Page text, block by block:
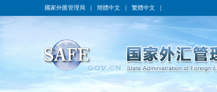
國家外匯管理局 簡體中文 繁體中文